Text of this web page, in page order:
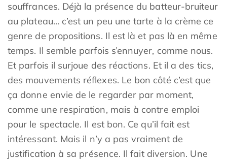
souffrances. Déjà la présence du batteur-bruiteur
au plateau… c’est un peu une tarte à la crème ce
genre de propositions. Il est là et pas là en même
temps. Il semble parfois s’ennuyer, comme nous.
Et parfois il surjoue des réactions. Et il a des tics,
des mouvements réflexes. Le bon côté c’est que
ça donne envie de le regarder par moment,
comme une respiration, mais à contre emploi
pour le spectacle. Il est bon. Ce qu’il fait est
intéressant. Mais il n’y a pas vraiment de
justification à sa présence. Il fait diversion. Une